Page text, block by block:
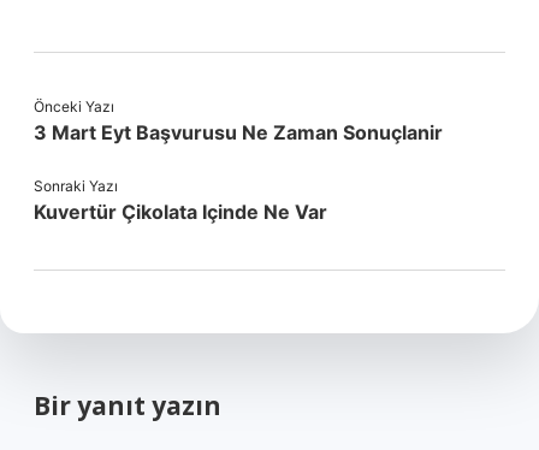
Önceki Yazı
3 Mart Eyt Başvurusu Ne Zaman Sonuçlanir
Sonraki Yazı
Kuvertür Çikolata Içinde Ne Var
Bir yanıt yazın